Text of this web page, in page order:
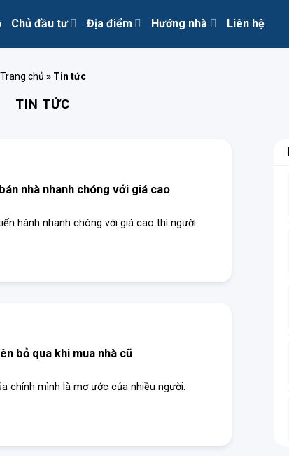
Chủ đầu tư Địa điểm Hướng nhà Liên hệ
Trang chủ » Tin tức
TIN TỨC
nhà nhanh chóng với giá cao
hành nhanh chóng với giá cao thì người
bỏ qua khi mua nhà cũ
chính mình là mơ ước của nhiều người.